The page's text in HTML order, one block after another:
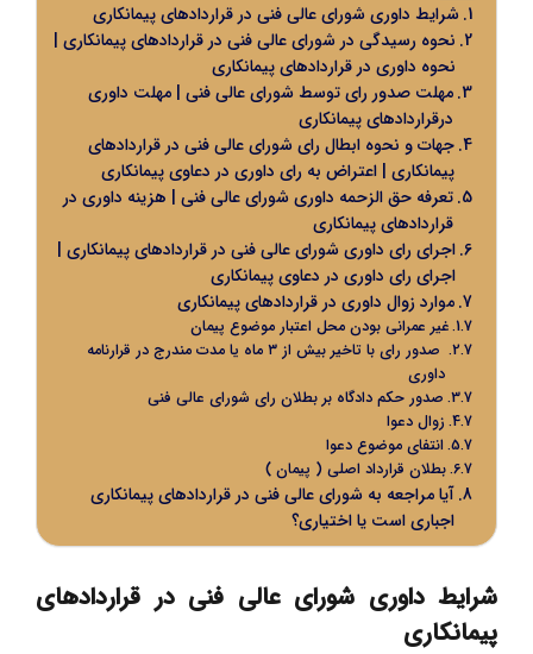
شرایط داوری شورای عالی فنی در قراردادهای پیمانکاری
نحوه رسیدگی در شورای عالی فنی در قراردادهای پیمانکاری |
نحوه داوری در قراردادهای پیمانکاری
مهلت صدور رای توسط شورای عالی فنی | مهلت داوری
درقراردادهای پیمانکاری
جهات و نحوه ابطال رای شورای عالی فنی در قراردادهای
پیمانکاری | اعتراض به رای داوری در دعاوی پیمانکاری
تعرفه حق الزحمه داوری شورای عالی فنی | هزینه داوری در
قراردادهای پیمانکاری
اجرای رای داوری شورای عالی فنی در قراردادهای پیمانکاری |
اجرای رای داوری در دعاوی پیمانکاری
موارد زوال داوری در قراردادهای پیمانکاری
غیر عمرانی بودن محل اعتبار موضوع پیمان
صدور رای با تاخیر بیش از ۳ ماه یا مدت مندرج در قرارنامه
داوری
صدور حکم دادگاه بر بطلان رای شورای عالی فنی
زوال دعوا
انتفای موضوع دعوا
بطلان قرارداد اصلی ( پیمان )
آیا مراجعه به شورای عالی فنی در قراردادهای پیمانکاری
اجباری است یا اختیاری؟
شرایط داوری شورای عالی فنی در قراردادهای
پیمانکاری